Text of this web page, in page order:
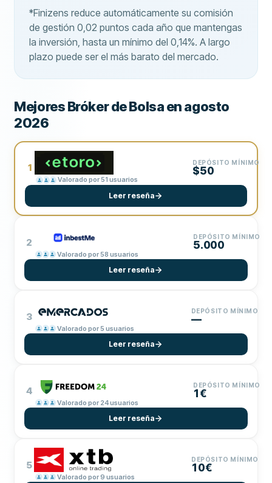
*Finizens reduce automáticamente su comisión
de gestión 0,02 puntos cada año que mantengas
la inversión, hasta un mínimo del 0,14%. A largo
plazo puede ser el más barato del mercado.
Mejores Bróker de Bolsa en agosto
2026
1
Valorado por 51 usuarios
DEPÓSITO MÍNIMO
$50
Leer reseña
2
Valorado por 58 usuarios
DEPÓSITO MÍNIMO
5.000
Leer reseña
3
Valorado por 5 usuarios
DEPÓSITO MÍNIMO
—
Leer reseña
4
Valorado por 24 usuarios
DEPÓSITO MÍNIMO
1€
Leer reseña
5
Valorado por 9 usuarios
DEPÓSITO MÍNIMO
10€